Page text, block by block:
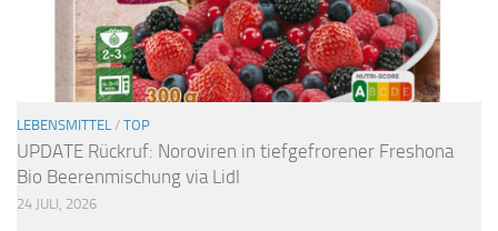
LEBENSMITTEL / TOP
UPDATE Rückruf: Noroviren in tiefgefrorener Freshona
Bio Beerenmischung via Lidl
24 JULI, 2026